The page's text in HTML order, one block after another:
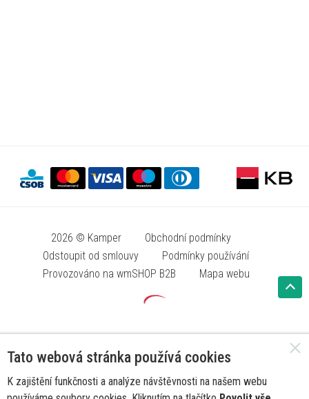
2026 © Kamper
Obchodní podmínky
Odstoupit od smlouvy
Podmínky používání
Provozováno na wmSHOP B2B
Mapa webu
Tato webová stránka používá cookies
K zajištění funkčnosti a analýze návštěvnosti na našem webu